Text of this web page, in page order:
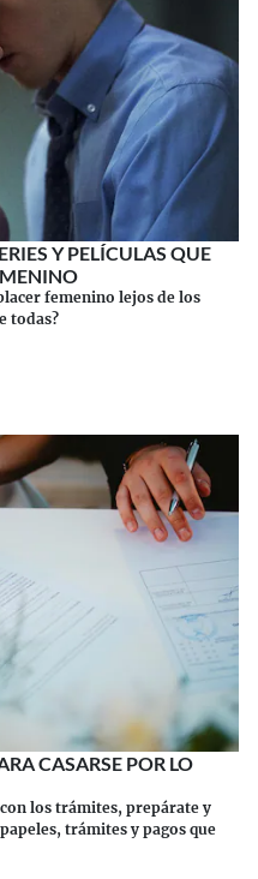
Y PELÍCULAS QUE
femenino lejos de los
todas?
CASARSE POR LO
los trámites, prepárate y
trámites y pagos que